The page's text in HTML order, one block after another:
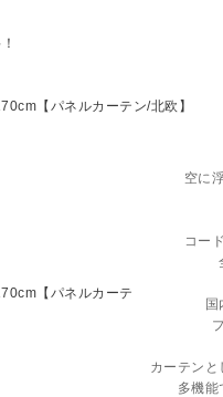
空に
コー
カーテン
多機能